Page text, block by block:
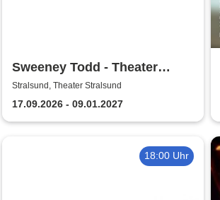
Sweeney Todd - Theater
Vorpommern
Stralsund, Theater Stralsund
17.09.2026 - 09.01.2027
18:00 Uhr